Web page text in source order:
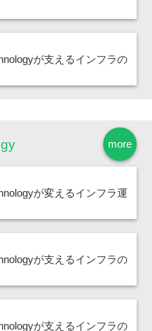
が支えるインフラの
more
が変えるインフラ運
が支えるインフラの
が支えるインフラの